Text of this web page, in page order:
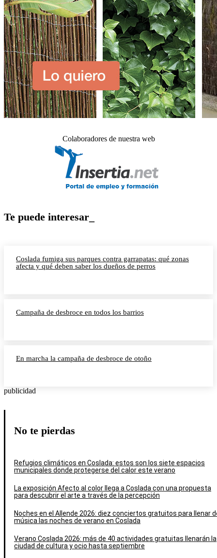
Colaboradores de nuestra web
Te puede interesar_
Coslada fumiga sus parques contra garrapatas: qué zonas
afecta y qué deben saber los dueños de perros
Campaña de desbroce en todos los barrios
En marcha la campaña de desbroce de otoño
publicidad
No te pierdas
Refugios climáticos en Coslada: estos son los siete espacios
municipales donde protegerse del calor este verano
La exposición Afecto al color llega a Coslada con una propuesta
para descubrir el arte a través de la percepción
Noches en el Allende 2026: diez conciertos gratuitos para llenar
música las noches de verano en Coslada
Verano Coslada 2026: más de 40 actividades gratuitas llenarán la
ciudad de cultura y ocio hasta septiembre